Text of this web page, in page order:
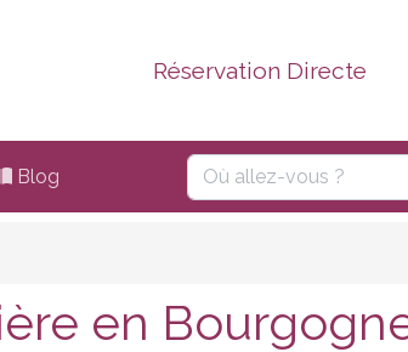
Réservation Directe
Blog
en